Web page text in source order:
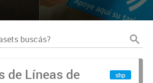
de Líneas de
shp